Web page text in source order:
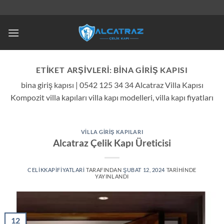
ETIKET ARŞIVLERI: BINA GIRIŞ KAPISI
bina giriş kapısı | 0542 125 34 34 Alcatraz Villa Kapısı
Kompozit villa kapıları villa kapı modelleri, villa kapı fiyatları
VILLA GIRIŞ KAPILARI
Alcatraz Çelik Kapı Üreticisi
CELIKKAPIFIYATLARI TARAFINDAN ŞUBAT 12, 2024 TARIHINDE
YAYINLANDI
12